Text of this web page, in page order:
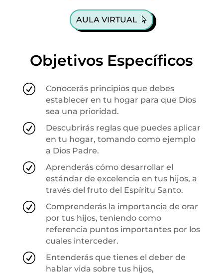
AULA VIRTUAL
Objetivos Específicos
R
Conocerás principios que debes
establecer en tu hogar para que Dios
sea una prioridad.
R
Descubrirás reglas que puedes aplicar
en tu hogar, tomando como ejemplo
a Dios Padre.
R
Aprenderás cómo desarrollar el
estándar de excelencia en tus hijos, a
través del fruto del Espíritu Santo.
R
Comprenderás la importancia de orar
por tus hijos, teniendo como
referencia puntos importantes por los
cuales interceder.
R
Entenderás que tienes el deber de
hablar vida sobre tus hijos,